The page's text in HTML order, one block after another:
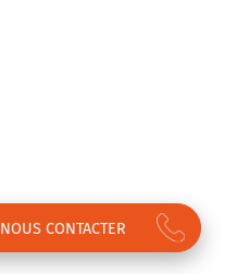
NOUS CONTACTER